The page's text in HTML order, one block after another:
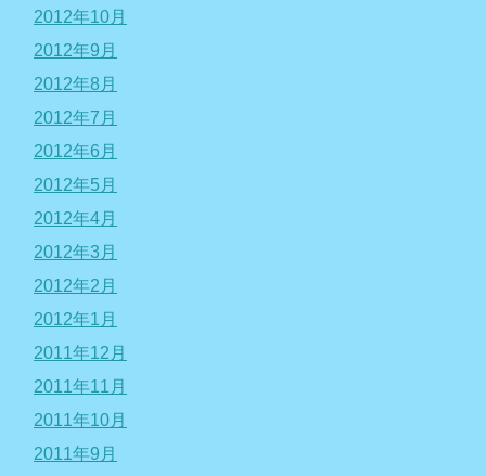
2012年10月
2012年9月
2012年8月
2012年7月
2012年6月
2012年5月
2012年4月
2012年3月
2012年2月
2012年1月
2011年12月
2011年11月
2011年10月
2011年9月